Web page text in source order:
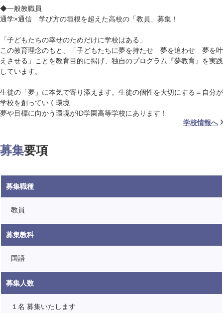
◆一般教職員
通学×通信 学び方の垣根を超えた高校の「教員」募集！
「子どもたちの幸せのためだけに学校はある」
この教育理念のもと、「子どもたちに夢を持たせ 夢を追わせ 夢を叶
えさせる」ことを教育目的に掲げ、独自のプログラム『夢教育』を実践
しています。
生徒の「夢」に本気で寄り添えます。生徒の個性を大切にする＝自分が
学校を創っていく環境
夢や目標に向かう環境がID学園高等学校にあります！
学校情報へ
募集要項
募集職種
教員
募集教科
国語
募集人数
１名 募集いたします